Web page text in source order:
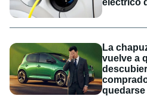
eléctrico
La
vuelve a